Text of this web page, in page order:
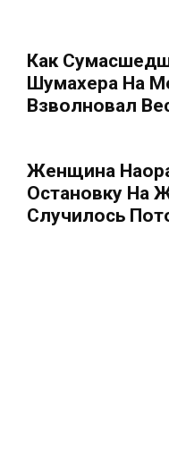
Как
Шумахера На
Взволновал
Женщина
Остановку На
Случилось